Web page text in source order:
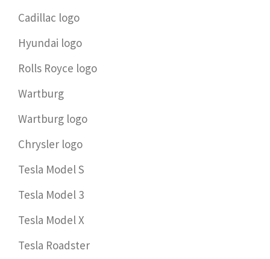
Cadillac logo
Hyundai logo
Rolls Royce logo
Wartburg
Wartburg logo
Chrysler logo
Tesla Model S
Tesla Model 3
Tesla Model X
Tesla Roadster